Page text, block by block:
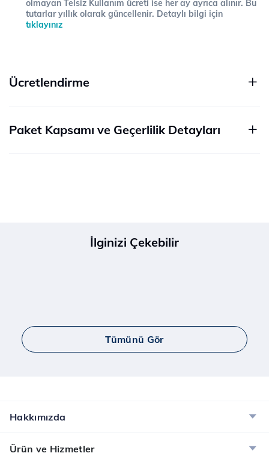
olmayan Telsiz Kullanım ücreti ise her ay ayrıca alınır. Bu
tutarlar yıllık olarak güncellenir. Detaylı bilgi için
tıklayınız
Ücretlendirme
Paket Kapsamı ve Geçerlilik Detayları
İlginizi Çekebilir
Tümünü Gör
Hakkımızda
Ürün ve Hizmetler